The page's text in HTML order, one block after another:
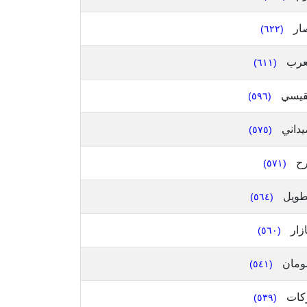
(٦٢٢)
(٦١١)
(٥٩٦)
(٥٧٥)
(٥٧١)
(٥٦٤)
(٥٦٠)
(٥٤١)
(٥٣٩)